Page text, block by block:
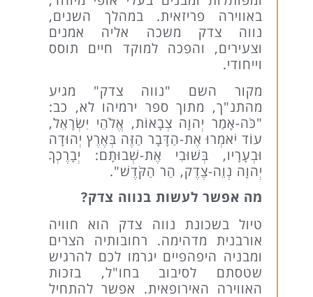
באווירה פריזאית. במהלך השנים,
נווה צדק משכה אליה אמנים
וצעירים, והפכה למוקד חיים תוסס
וייחודי.
מקור השם "נווה צדק" מגיע
מהתנ"ך, מתוך ספר ירמיהו לא, כב:
"כֹּה-אָמַר יְהוָה צְבָאוֹת, אֱלֹהֵי יִשְׂרָאֵל,
עוֹד יֹאמְרוּ אֶת-הַדָּבָר הַזֶּה בְּאֶרֶץ יְהוּדָה
וּבְעָרָיו, בְּשׁוּבִי אֶת-שְׁבוּתָם: יְבָרֶכְךָ
יְהוָה נְוֵה-צֶדֶק, הַר הַקֹּדֶשׁ".
מה אפשר לעשות בנווה צדק?
טיול בשכונת נווה צדק הוא חוויה
אורבנית מדהימה. רחובותיה הצרים
ומבניה היפהפיים יגרמו לכם להרגיש
שטסתם לסיבוב בחו"ל, בזכות
האווירה האירופאית. אפשר להתחיל